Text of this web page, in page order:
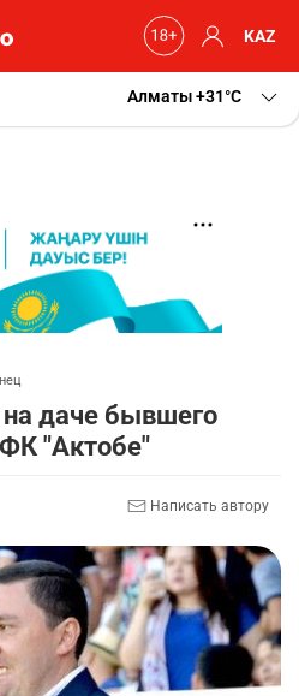
KAZ
Алматы+31 C
даче бывшего
ФК "Актобе"
Написать автору